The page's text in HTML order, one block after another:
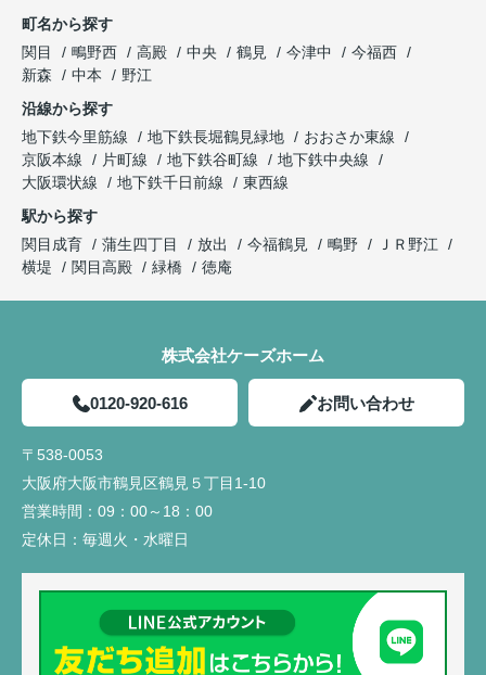
町名から探す
関目
鴫野西 高殿 中央 鶴見 今津中
今福西
新森
中本
野江
沿線から探す
地下鉄今里筋線
地下鉄長堀鶴見緑地
おおさか東線
京阪本線
片町線 地下鉄谷町線
地下鉄中央線
大阪環状線
地下鉄千日前線
東西線
駅から探す
関目成育
蒲生四丁目 放出 今福鶴見 鴫野
ＪＲ野江
横堤
関目高殿 緑橋 徳庵
株式会社ケーズホーム
0120-920-616 お問い合わせ
〒538-0053
大阪府大阪市鶴見区鶴見５丁目1-10
営業時間： 09：00～18：00
定休日： 毎週火・水曜日